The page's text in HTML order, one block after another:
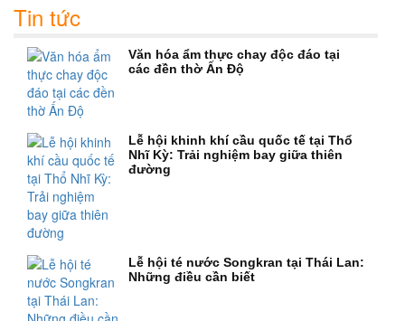
Tin tức
Văn hóa ẩm thực chay độc đáo tại
các đền thờ Ấn Độ
Lễ hội khinh khí cầu quốc tế tại Thổ
Nhĩ Kỳ: Trải nghiệm bay giữa thiên
đường
Lễ hội té nước Songkran tại Thái Lan:
Những điều cần biết